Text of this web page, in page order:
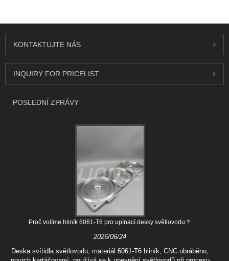
KONTAKTUJTE NÁS
INQUIRY FOR PRICELIST
POSLEDNÍ ZPRÁVY
Proč volíme hliník 6061-T6 pro upínací desky světlovodu？
2026/06/24
Deska svítidla světlovodu, materiál 6061-T6 hliník, CNC obráběno,